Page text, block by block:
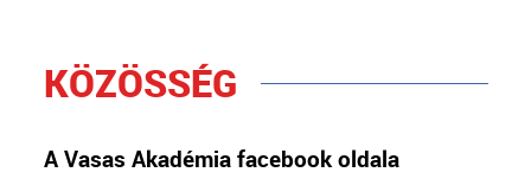
KÖZÖSSÉG
A Vasas Akadémia facebook oldala